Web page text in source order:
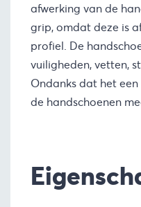
afwerking van de
grip, omdat deze is
profiel. De
vuiligheden, vetten,
Ondanks dat het
de handschoenen